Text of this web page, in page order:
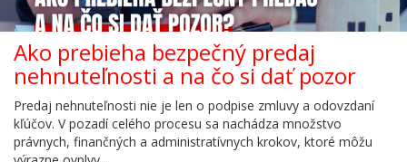
Ako prebieha bezpečný predaj
nehnuteľnosti a na čo si dať pozor
Predaj nehnuteľnosti nie je len o podpise zmluvy a odovzdaní
kľúčov. V pozadí celého procesu sa nachádza množstvo
právnych, finančných a administratívnych krokov, ktoré môžu